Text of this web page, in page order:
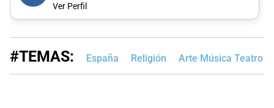
Ver Perfil
#TEMAS: España Religión Arte Música Teatro